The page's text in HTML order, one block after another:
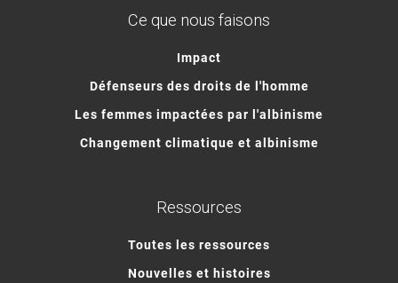
Ce que nous faisons
Impact
Défenseurs des droits de l'homme
Les femmes impactées par l'albinisme
Changement climatique et albinisme
Ressources
Toutes les ressources
Nouvelles et histoires